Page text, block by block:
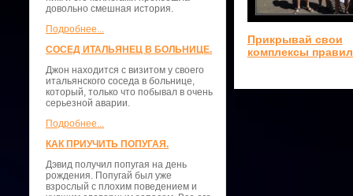
довольно смешная история.
Подробнее...
СОСЕД ИТАЛЬЯНЕЦ В БОЛЬНИЦЕ.
Джон находится с визитом у своего
итальянского соседа в больнице,
который, только что побывал в очень
серьезной аварии.
Подробнее...
КАК ПРИУЧИТЬ ПОПУГАЯ.
Дэвид получил попугая на день
рождения. Попугай был уже
взрослый с плохим поведением и
Прикрывай свои
комплексы